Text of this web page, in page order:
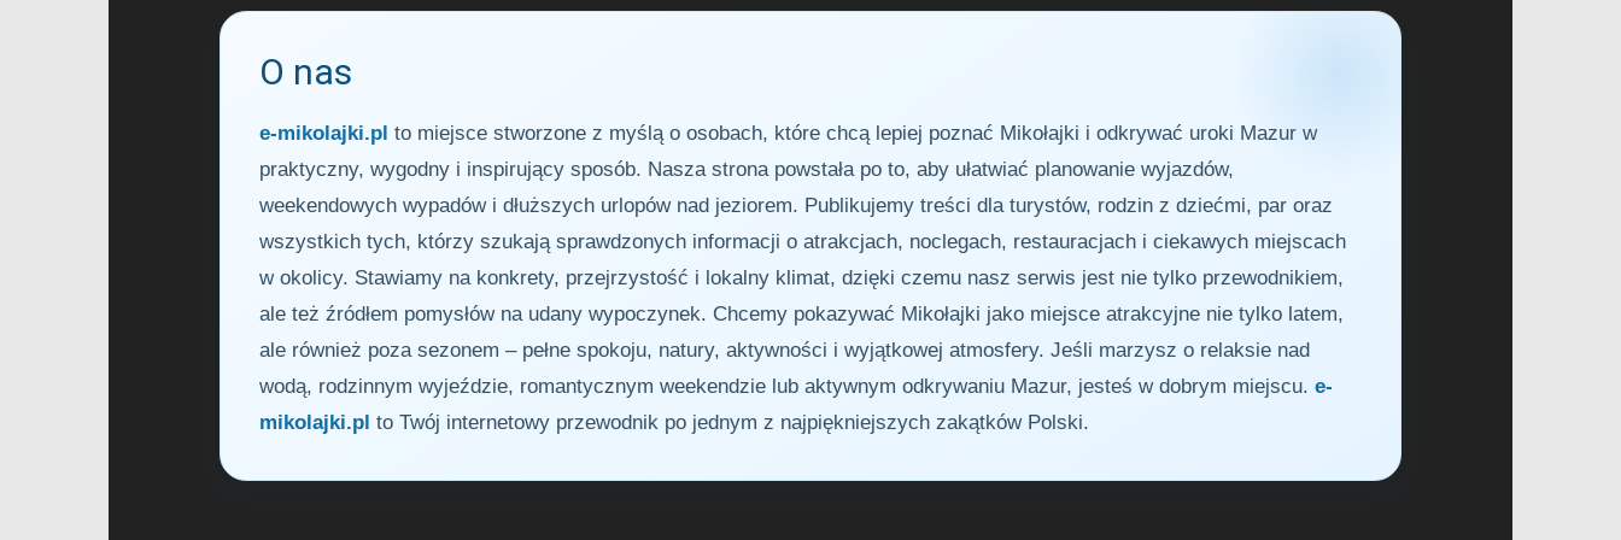
O nas
e-mikolajki.pl to miejsce stworzone z myślą o osobach, które chcą lepiej poznać Mikołajki i odkrywać uroki Mazur w
praktyczny, wygodny i inspirujący sposób. Nasza strona powstała po to, aby ułatwiać planowanie wyjazdów,
weekendowych wypadów i dłuższych urlopów nad jeziorem. Publikujemy treści dla turystów, rodzin z dziećmi, par oraz
wszystkich tych, którzy szukają sprawdzonych informacji o atrakcjach, noclegach, restauracjach i ciekawych miejscach
w okolicy. Stawiamy na konkrety, przejrzystość i lokalny klimat, dzięki czemu nasz serwis jest nie tylko przewodnikiem,
ale też źródłem pomysłów na udany wypoczynek. Chcemy pokazywać Mikołajki jako miejsce atrakcyjne nie tylko latem,
ale również poza sezonem – pełne spokoju, natury, aktywności i wyjątkowej atmosfery. Jeśli marzysz o relaksie nad
wodą, rodzinnym wyjeździe, romantycznym weekendzie lub aktywnym odkrywaniu Mazur, jesteś w dobrym miejscu. e-
mikolajki.pl to Twój internetowy przewodnik po jednym z najpiękniejszych zakątków Polski.